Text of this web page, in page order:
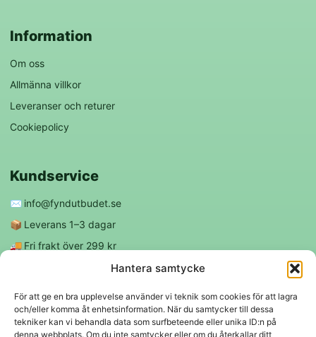
Hantera samtycke
För att ge en bra upplevelse använder vi teknik som cookies för att lagra
och/eller komma åt enhetsinformation. När du samtycker till dessa
tekniker kan vi behandla data som surfbeteende eller unika ID:n på
denna webbplats. Om du inte samtycker eller om du återkallar ditt
Information
Om oss
Allmänna villkor
Leveranser och returer
Cookiepolicy
Kundservice
✉️ info@fyndutbudet.se
📦 Leverans 1–3 dagar
🚚 Fri frakt över 299 kr
Följ oss